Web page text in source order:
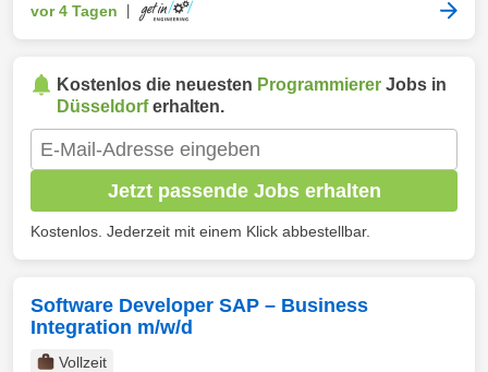
vor 4 Tagen
Kostenlos die neuesten Programmierer Jobs in
Düsseldorferhalten.
Jetzt passende Jobs erhalten
Kostenlos. Jederzeit mit einem Klick abbestellbar.
Software Developer SAP – Business
Integration m/w/d
Vollzeit